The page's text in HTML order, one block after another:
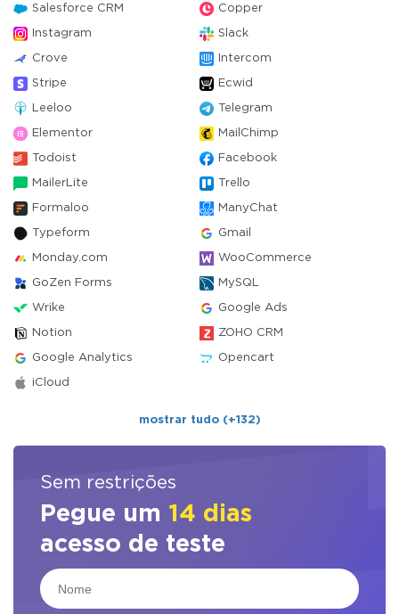
Salesforce CRM Copper
Instagram Slack
Crove Intercom
Stripe Ecwid
Leeloo Telegram
Elementor MailChimp
Todoist Facebook
MailerLite Trello
Formaloo ManyChat
Typeform Gmail
Monday.com WooCommerce
GoZen Forms MySQL
Wrike Google Ads
Notion ZOHO CRM
Google Analytics Opencart
iCloud
mostrar tudo (+132)
Sem restrições
Pegue um 14 dias
acesso de teste